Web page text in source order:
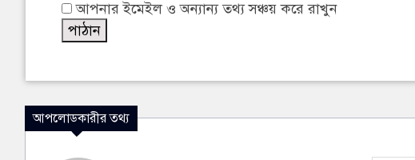
আপনার ইমেইল ও অন্যান্য তথ্য সঞ্চয় করে রাখুন
আপলোডকারীর তথ্য